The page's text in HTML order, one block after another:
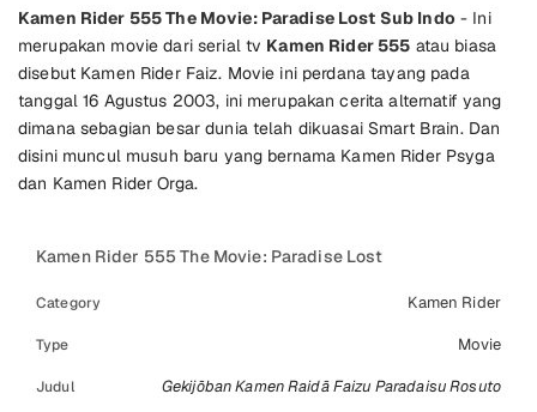
Kamen Rider 555 The Movie: Paradise Lost Sub Indo - Ini
merupakan movie dari serial tv Kamen Rider 555 atau biasa
disebut Kamen Rider Faiz. Movie ini perdana tayang pada
tanggal 16 Agustus 2003, ini merupakan cerita alternatif yang
dimana sebagian besar dunia telah dikuasai Smart Brain. Dan
disini muncul musuh baru yang bernama Kamen Rider Psyga
dan Kamen Rider Orga.
Kamen Rider 555 The Movie: Paradise Lost
Category Kamen Rider
Type Movie
Judul Gekijōban Kamen Raidā Faizu Paradaisu Rosuto